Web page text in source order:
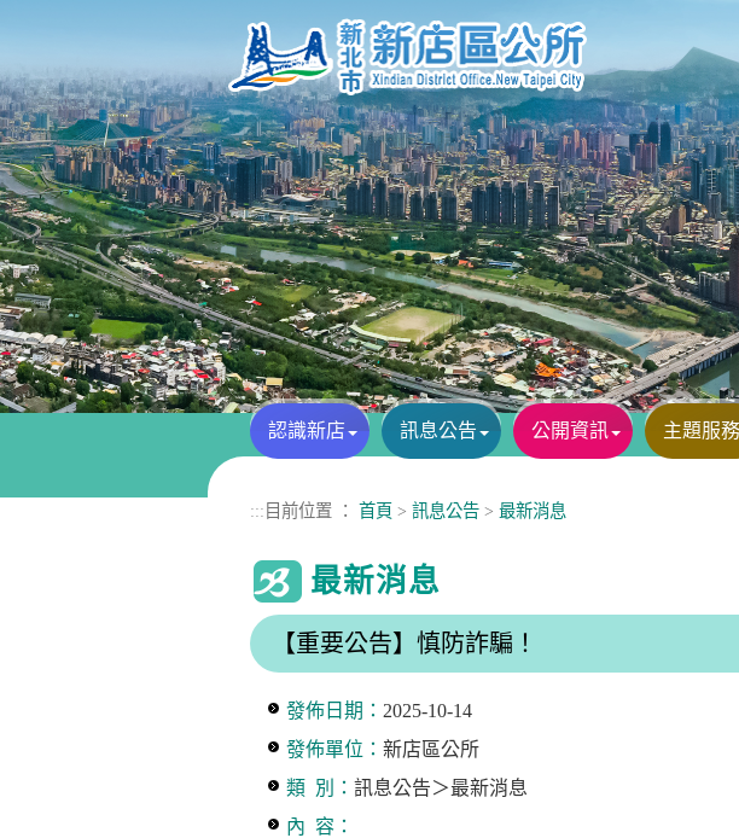
認識新店 訊息公告 公開資訊 主題服務
::: 目前位置 ： 首頁 > 訊息公告 > 最新消息
最新消息
【重要公告】慎防詐騙！
發佈日期： 2025-10-14
發佈單位： 新店區公所
類 別： 訊息公告＞最新消息
內 容：